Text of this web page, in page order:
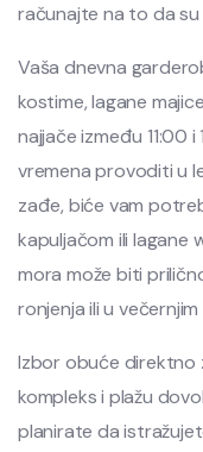
računajte na to da
Vaša dnevna
kostime, lagane
najjače između 11:00
vremena provoditi u
zađe, biće vam
kapuljačom ili lagane
mora može biti
ronjenja ili u
Izbor obuće direktno
kompleks i plažu
planirate da